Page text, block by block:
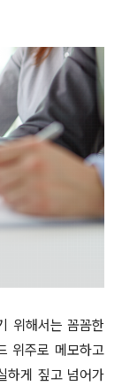
위해서는 꼼꼼한
위주로 메모하고
하게 짚고 넘어가